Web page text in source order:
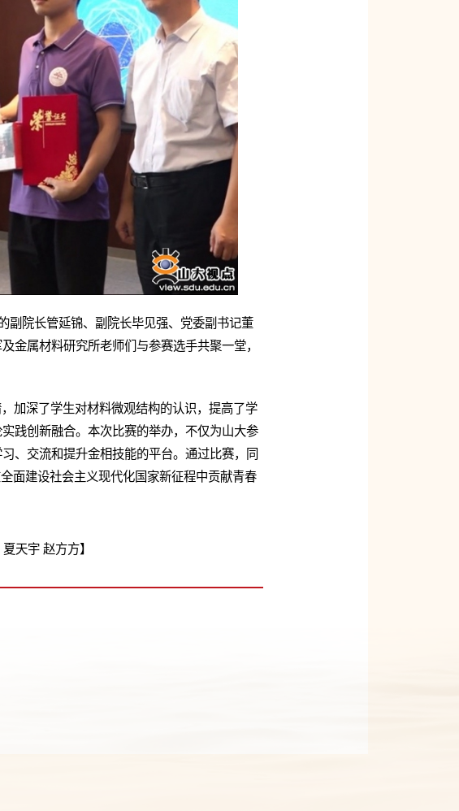
副院长管延锦、副院长毕见强、党委副书记董
金属材料研究所老师们与参赛选手共聚一堂，
加深了学生对材料微观结构的认识，提高了学
践创新融合。本次比赛的举办，不仅为山大参
、交流和提升金相技能的平台。通过比赛，同
面建设社会主义现代化国家新征程中贡献青春
宇 赵方方】